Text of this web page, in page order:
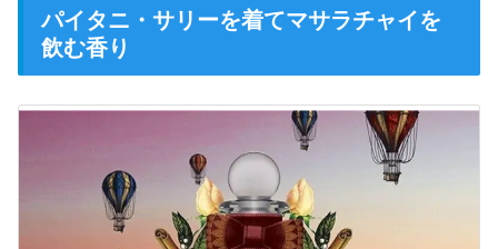
パイタニ・サリーを着てマサラチャイを
飲む香り